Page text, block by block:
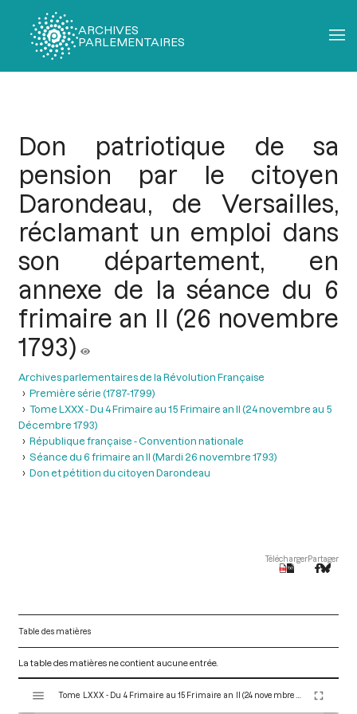
ARCHIVES
PARLEMENTAIRES
Don patriotique de sa
pension par le citoyen
Darondeau, de Versailles,
réclamant un emploi dans
son département, en
annexe de la séance du 6
frimaire an II (26 novembre
1793)
Archives parlementaires de la Révolution Française
Première série (1787-1799)
Tome LXXX - Du 4 Frimaire au 15 Frimaire an II (24 novembre au 5
Décembre 1793)
République française - Convention nationale
Séance du 6 frimaire an II (Mardi 26 novembre 1793)
Don et pétition du citoyen Darondeau
TéléchargerPartager
Table des matières
La table des matières ne contient aucune entrée.